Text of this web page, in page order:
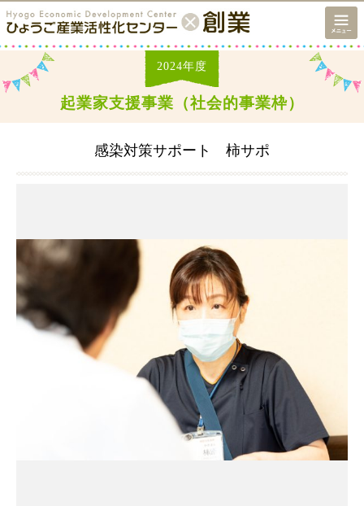
2024年度
起業家支援事業（社会的事業枠）
感染対策サポート 柿サポ